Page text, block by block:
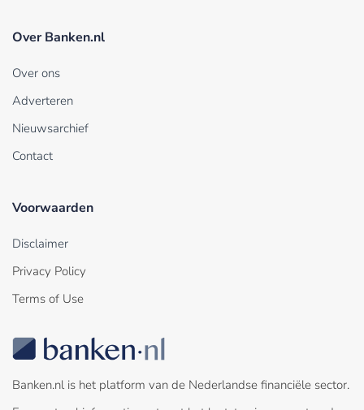
Over Banken.nl
Over ons
Adverteren
Nieuwsarchief
Contact
Voorwaarden
Disclaimer
Privacy Policy
Terms of Use
Banken.nl is het platform van de Nederlandse financiële sector.